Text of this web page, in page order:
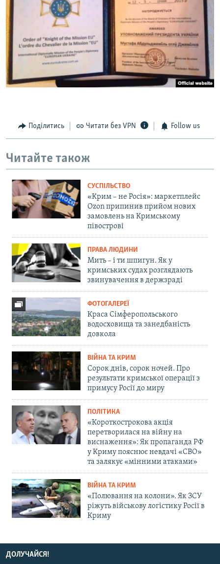
Поділитись Читати без VPN Follow us
Читайте також
СУСПІЛЬСТВО
«Крим – не Росія»: маркетплейс
Ozon припинив прийом нових
замовлень на Кримському
півострові
ПРАВА ЛЮДИНИ
Мить – і ти шпигун. Як у
кримських судах розглядають
звинувачення в держзраді
ФОТОГАЛЕРЕЇ
Краса Сімферопольського
водосховища та занедбаність
довкола
ВІЙНА ТА КРИМ
Сорок днів, сорок ночей. Про
результати кримської операції з
примусу Росії до миру
ПОЛІТИКА
«Короткострокова акція
перетворилася на війну на
виснаження»: Як пропаганда РФ
у Криму пояснює невдачі «СВО»
та залякує «мінними атаками»
ВІЙНА ТА КРИМ
«Полювання на колони». Як ЗСУ
ріжуть військову логістику Росії в
Криму
ДОЛУЧАЙСЯ!